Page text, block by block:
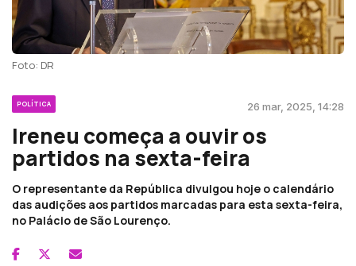
Foto: DR
POLÍTICA 26 mar, 2025, 14:28
Ireneu começa a ouvir os
partidos na sexta-feira
O representante da República divulgou hoje o calendário
das audições aos partidos marcadas para esta sexta-feira,
no Palácio de São Lourenço.